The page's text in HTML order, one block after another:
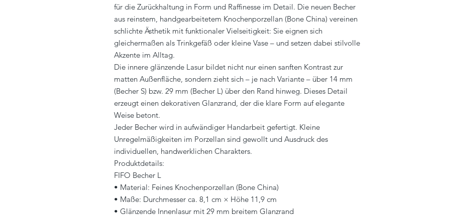
für die Zurückhaltung in Form und Raffinesse im Detail. Die neuen Becher
aus reinstem, handgearbeitetem Knochenporzellan (Bone China) vereinen
schlichte Ästhetik mit funktionaler Vielseitigkeit: Sie eignen sich
gleichermaßen als Trinkgefäß oder kleine Vase – und setzen dabei stilvolle
Akzente im Alltag.
Die innere glänzende Lasur bildet nicht nur einen sanften Kontrast zur
matten Außenfläche, sondern zieht sich – je nach Variante – über 14 mm
(Becher S) bzw. 29 mm (Becher L) über den Rand hinweg. Dieses Detail
erzeugt einen dekorativen Glanzrand, der die klare Form auf elegante
Weise betont.
Jeder Becher wird in aufwändiger Handarbeit gefertigt. Kleine
Unregelmäßigkeiten im Porzellan sind gewollt und Ausdruck des
individuellen, handwerklichen Charakters.
Produktdetails:
FIFO Becher L
• Material: Feines Knochenporzellan (Bone China)
• Maße: Durchmesser ca. 8,1 cm × Höhe 11,9 cm
• Glänzende Innenlasur mit 29 mm breitem Glanzrand